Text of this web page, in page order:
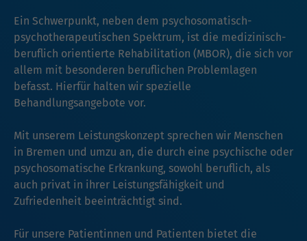
Ein Schwerpunkt, neben dem psychosomatisch-
psychotherapeutischen Spektrum, ist die medizinisch-
beruflich orientierte Rehabilitation (MBOR), die sich vor
allem mit besonderen beruflichen Problemlagen
befasst. Hierfür halten wir spezielle
Behandlungsangebote vor.
Mit unserem Leistungskonzept sprechen wir Menschen
in Bremen und umzu an, die durch eine psychische oder
psychosomatische Erkrankung, sowohl beruflich, als
auch privat in ihrer Leistungsfähigkeit und
Zufriedenheit beeinträchtigt sind.
Für unsere Patientinnen und Patienten bietet die